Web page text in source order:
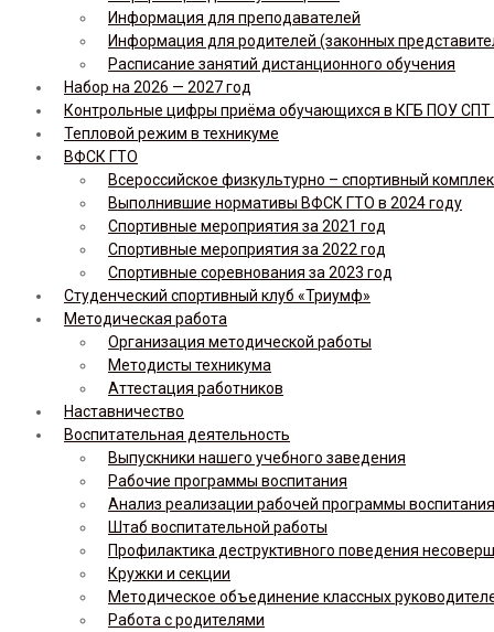
Информация для преподавателей
Информация для родителей (законных
Расписание занятий дистанционного обучения
Набор на 2026 — 2027 год
Контрольные цифры приёма обучающихся в КГБ ПОУ СПТ
Тепловой режим в техникуме
ВФСК ГТО
Всероссийское физкультурно – спортивный
Выполнившие нормативы ВФСК ГТО в 2024 году
Спортивные мероприятия за 2021 год
Спортивные мероприятия за 2022 год
Спортивные соревнования за 2023 год
Студенческий спортивный клуб «Триумф»
Методическая работа
Организация методической работы
Методисты техникума
Аттестация работников
Наставничество
Воспитательная деятельность
Выпускники нашего учебного заведения
Рабочие программы воспитания
Анализ реализации рабочей программы
Штаб воспитательной работы
Профилактика деструктивного поведения
Кружки и секции
Методическое объединение классных
Работа с родителями